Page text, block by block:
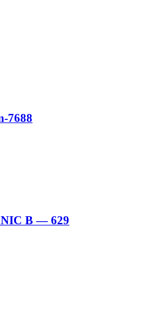
7688
В — 629